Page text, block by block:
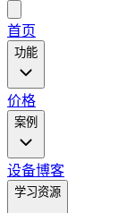
main
menu
首页
功能
价格
案例
设备博客
学习资源